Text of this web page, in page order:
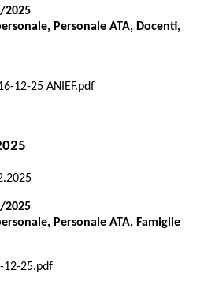
2025
Personale ATA, Docenti,
12-25 ANIEF.pdf
2025
Personale ATA, Famiglie
12-25.pdf